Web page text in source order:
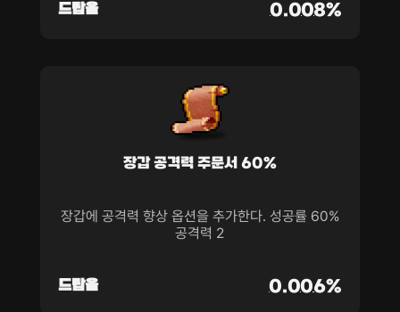
드랍율 0.008%
장갑 공격력 주문서 60%
장갑에 공격력 향상 옵션을 추가한다. 성공률 60%
공격력 2
드랍율 0.006%